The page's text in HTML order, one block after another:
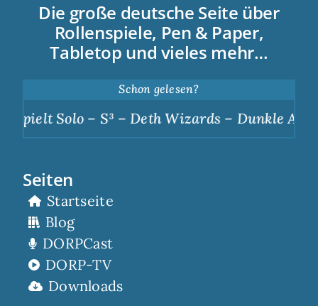
Die große deutsche Seite über
Rollenspiele, Pen & Paper,
Tabletop und vieles mehr…
Schon gelesen?
– S³ – Deth Wizards – Dunkle Apotheose
Seiten
Startseite
Blog
DORPCast
DORP-TV
Downloads